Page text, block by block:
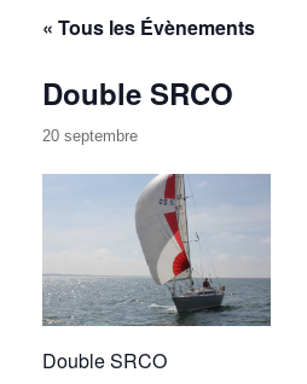
« Tous les Évènements
Double SRCO
20 septembre
Double SRCO